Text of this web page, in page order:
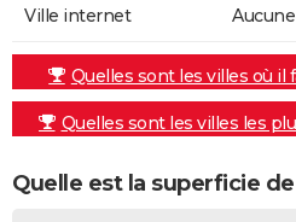
Ville internet
Quelles sont les villes où il
Quelles sont les villes les
Quelle est la superficie